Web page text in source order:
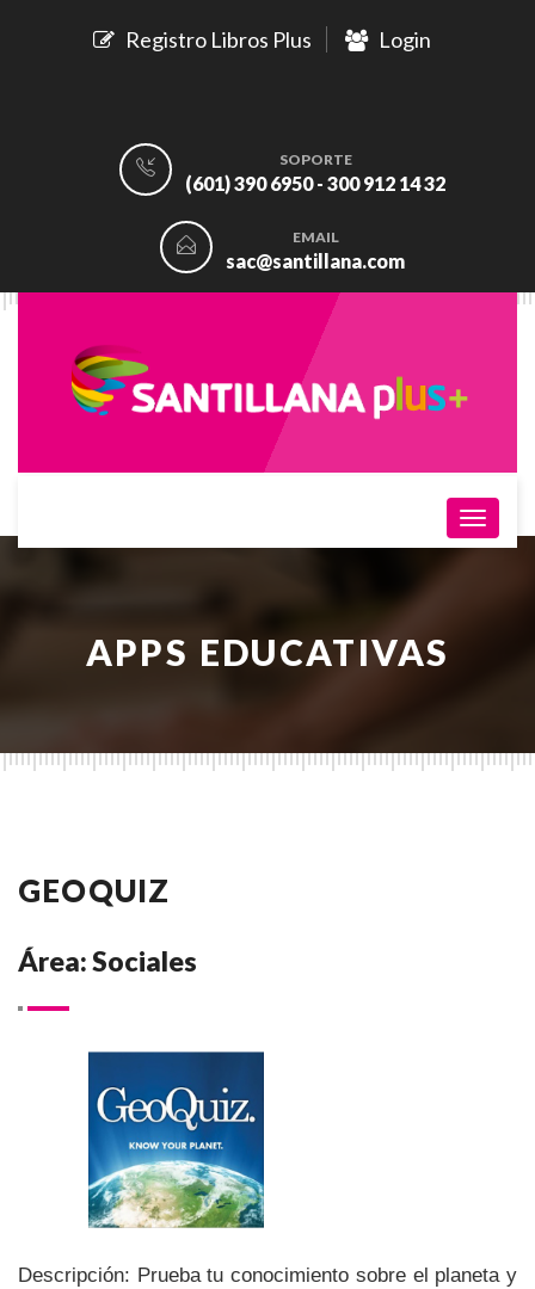
Registro Libros Plus Login
SOPORTE
(601) 390 6950 - 300 912 14 32
EMAIL
sac@santillana.com
APPS EDUCATIVAS
GEOQUIZ
Área: Sociales
Descripción: Prueba tu conocimiento sobre el planeta y